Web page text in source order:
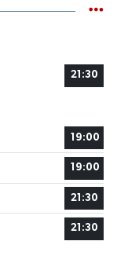
21:30
19:00
19:00
21:30
21:30